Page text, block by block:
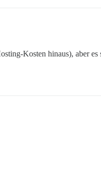
Kosten hinaus), aber es